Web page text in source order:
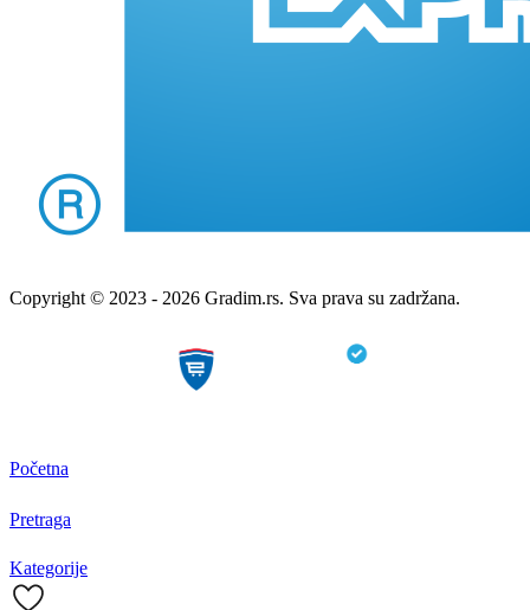
Copyright © 2023 - 2026 Gradim.rs. Sva prava su zadržana.
Početna
Pretraga
Kategorije